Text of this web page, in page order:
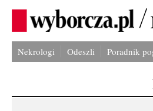
Nekrologi Odeszli Poradnik